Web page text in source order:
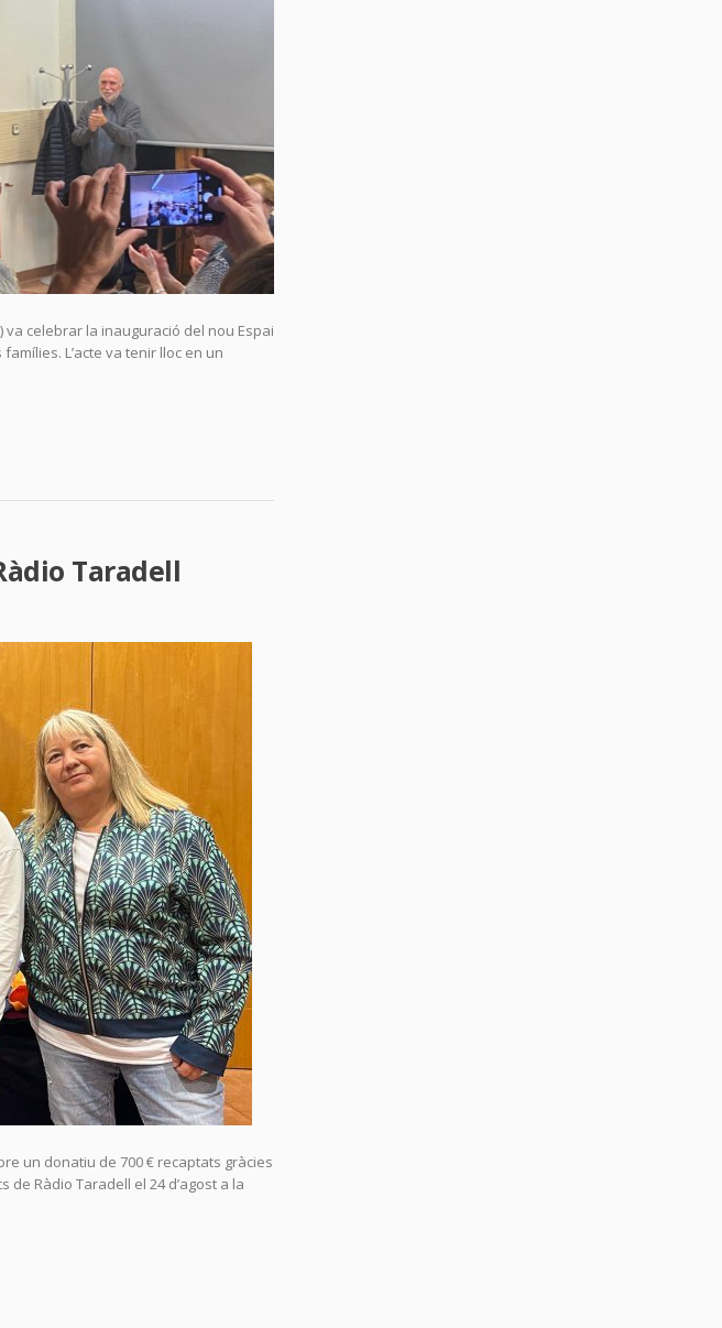
va celebrar la inauguració del nou Espai
L’acte va tenir lloc en un
Taradell
un donatiu de 700 € recaptats gràcies
de Ràdio Taradell el 24 d’agost a la